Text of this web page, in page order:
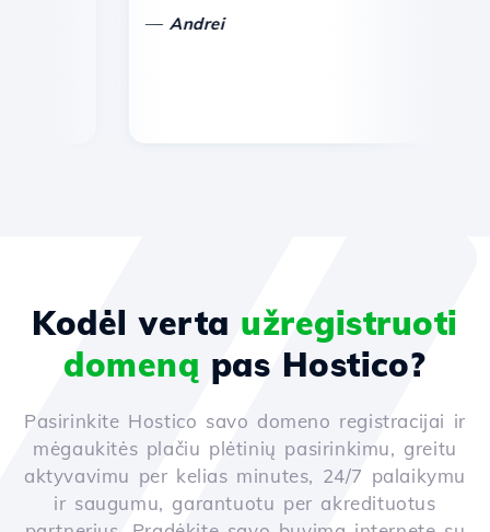
Andrei
Kodėl verta užregistruoti
domeną pas Hostico?
Pasirinkite Hostico savo domeno registracijai ir
mėgaukitės plačiu plėtinių pasirinkimu, greitu
aktyvavimu per kelias minutes, 24/7 palaikymu
ir saugumu, garantuotu per akredituotus